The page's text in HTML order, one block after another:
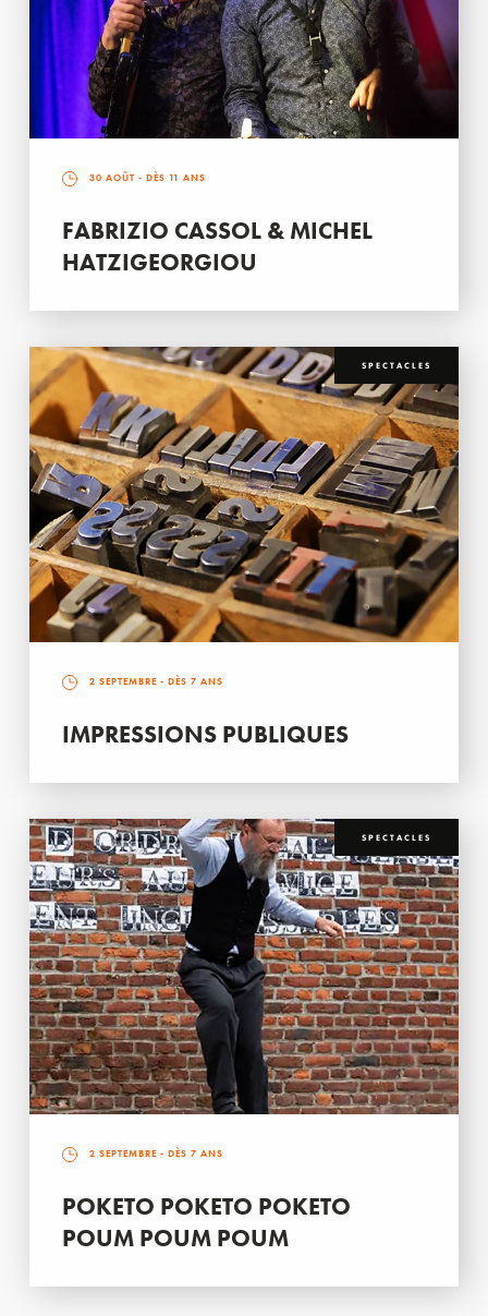
30 AOÛT - DÈS 11 ANS
FABRIZIO CASSOL & MICHEL
HATZIGEORGIOU
SPECTACLES
2 SEPTEMBRE - DÈS 7 ANS
IMPRESSIONS PUBLIQUES
SPECTACLES
2 SEPTEMBRE - DÈS 7 ANS
POKETO POKETO POKETO
POUM POUM POUM